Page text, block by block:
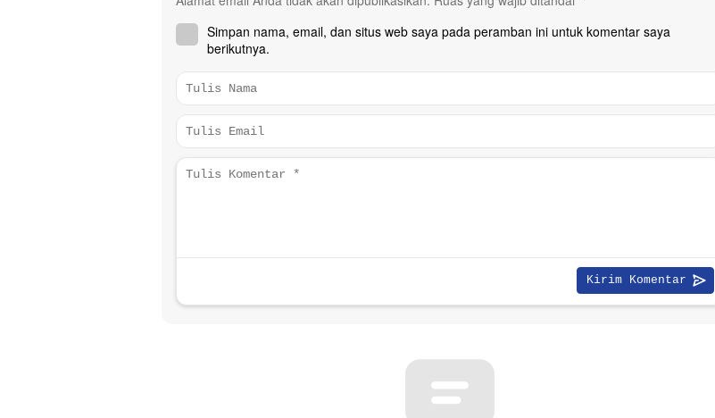
Simpan nama, email, dan situs web saya pada peramban ini untuk komentar saya
berikutnya.